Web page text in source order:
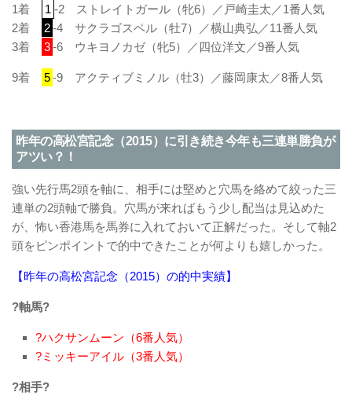
1着 1 -2 ストレイトガール（牝6）／戸崎圭太／1番人気
2着
2-4 サクラゴスペル（牡7）／横山典弘／11番人気
3着
3-6 ウキヨノカゼ（牝5）／四位洋文／9番人気
9着 5-9 アクティブミノル（牡3）／藤岡康太／8番人気
昨年の高松宮記念（2015）に引き続き今年も三連単勝負が
アツい？！
強い先行馬2頭を軸に、相手には堅めと穴馬を絡めて絞った三
連単の2頭軸で勝負。穴馬が来ればもう少し配当は見込めた
が、怖い香港馬を馬券に入れておいて正解だった。そして軸2
頭をピンポイントで的中できたことが何よりも嬉しかった。
【昨年の高松宮記念（2015）の的中実績】
?軸馬?
?ハクサンムーン（6番人気）
?ミッキーアイル（3番人気）
?相手?